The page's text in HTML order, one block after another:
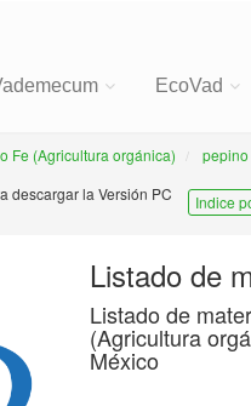
EcoVad
Fe (Agricultura orgánica) pepino
descargar la Versión PC
Indice
Listado de
Listado de
(Agricultura
México